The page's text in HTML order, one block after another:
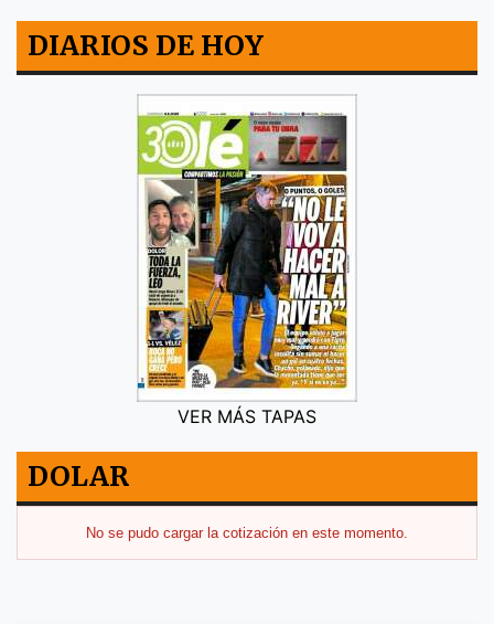
DIARIOS DE HOY
VER MÁS TAPAS
DOLAR
No se pudo cargar la cotización en este momento.